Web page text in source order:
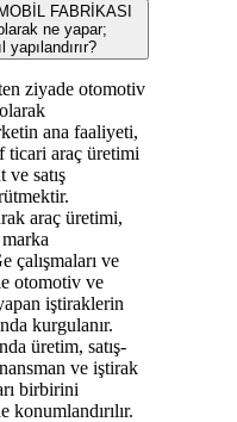
FABRİKASI
ne yapar;
ziyade otomotiv
ana faaliyeti,
ticari araç üretimi
ve satış
araç üretimi,
çalışmaları ve
otomotiv ve
iştiraklerin
kurgulanır.
üretim, satış-
ve iştirak
birbirini
konumlandırılır.